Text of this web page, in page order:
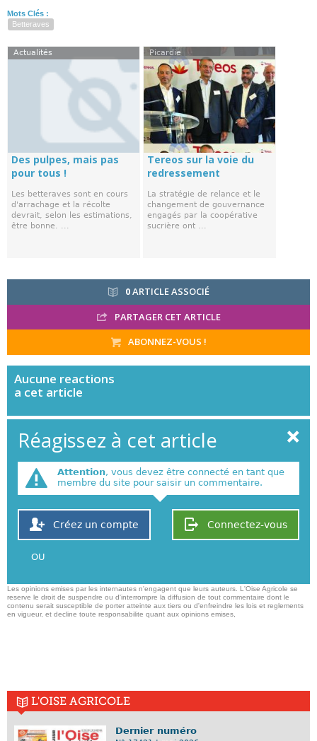
Mots Clés :
Betteraves
Actualités
Des pulpes, mais pas
pour tous !
Les betteraves sont en cours
d'arrachage et la récolte
devrait, selon les estimations,
être bonne. ...
Picardie
Tereos sur la voie du
redressement
La stratégie de relance et le
changement de gouvernance
engagés par la coopérative
sucrière ont ...
0ARTICLE ASSOCIÉ
PARTAGER CET ARTICLE
ABONNEZ-VOUS !
Aucune reactions
a cet article
Réagissez à cet article
Attention, vous devez être connecté en tant que
membre du site pour saisir un commentaire.
Connectez-vous
Créez un compte
OU
Les opinions emises par les internautes n'engagent que leurs auteurs. L'Oise Agricole se
reserve le droit de suspendre ou d'interrompre la diffusion de tout commentaire dont le
contenu serait susceptible de porter atteinte aux tiers ou d'enfreindre les lois et reglements
en vigueur, et decline toute responsabilite quant aux opinions emises,
L'OISE AGRICOLE
Dernier numéro